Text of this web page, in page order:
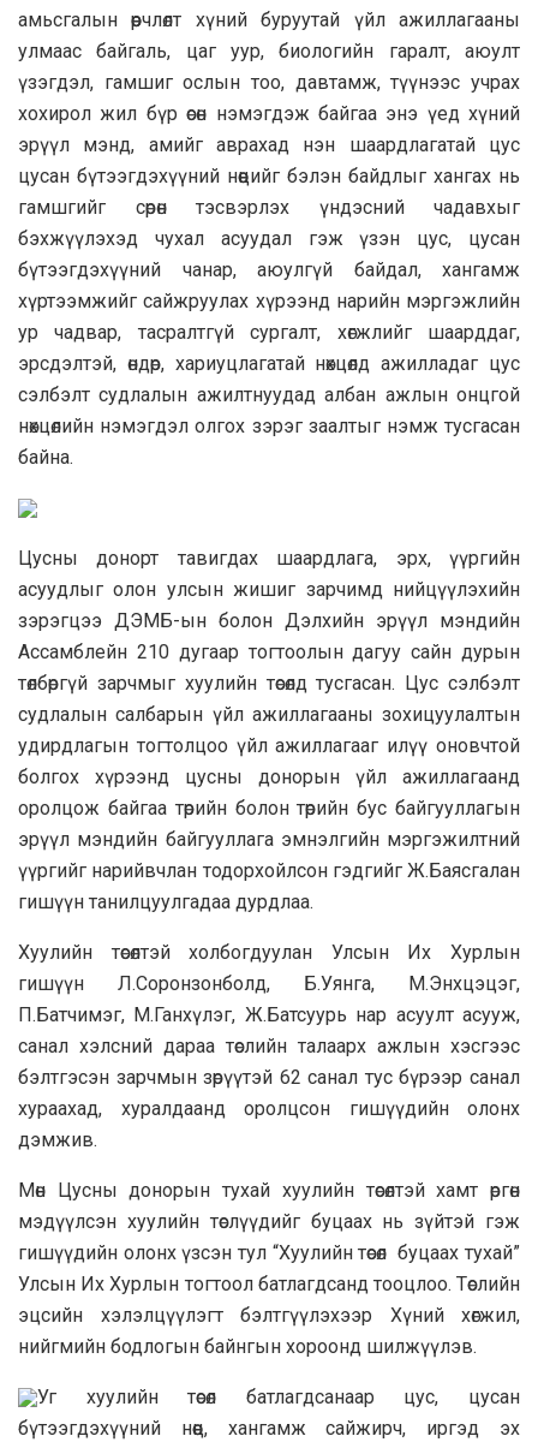
амьсгалын өөрчлөлт хүний буруутай үйл ажиллагааны
улмаас байгаль, цаг уур, биологийн гаралт, аюулт
үзэгдэл, гамшиг ослын тоо, давтамж, түүнээс учрах
хохирол жил бүр өсөн нэмэгдэж байгаа энэ үед хүний
эрүүл мэнд, амийг аврахад нэн шаардлагатай цус
цусан бүтээгдэхүүний нөөцийг бэлэн байдлыг хангах нь
гамшгийг сөрөн тэсвэрлэх үндэсний чадавхыг
бэхжүүлэхэд чухал асуудал гэж үзэн цус, цусан
бүтээгдэхүүний чанар, аюулгүй байдал, хангамж
хүртээмжийг сайжруулах хүрээнд нарийн мэргэжлийн
ур чадвар, тасралтгүй сургалт, хөгжлийг шаарддаг,
эрсдэлтэй, өндөр, хариуцлагатай нөхцөлд ажилладаг цус
сэлбэлт судлалын ажилтнуудад албан ажлын онцгой
нөхцөлийн нэмэгдэл олгох зэрэг заалтыг нэмж тусгасан
байна.
Цусны донорт тавигдах шаардлага, эрх, үүргийн
асуудлыг олон улсын жишиг зарчимд нийцүүлэхийн
зэрэгцээ ДЭМБ-ын болон Дэлхийн эрүүл мэндийн
Ассамблейн 210 дугаар тогтоолын дагуу сайн дурын
төлбөргүй зарчмыг хуулийн төсөлд тусгасан. Цус сэлбэлт
судлалын салбарын үйл ажиллагааны зохицуулалтын
удирдлагын тогтолцоо үйл ажиллагааг илүү оновчтой
болгох хүрээнд цусны донорын үйл ажиллагаанд
оролцож байгаа төрийн болон төрийн бус байгууллагын
эрүүл мэндийн байгууллага эмнэлгийн мэргэжилтний
үүргийг нарийвчлан тодорхойлсон гэдгийг Ж.Баясгалан
гишүүн танилцуулгадаа дурдлаа.
Хуулийн төсөлтэй холбогдуулан Улсын Их Хурлын
гишүүн Л.Соронзонболд, Б.Уянга, М.Энхцэцэг,
П.Батчимэг, М.Ганхүлэг, Ж.Батсуурь нар асуулт асууж,
санал хэлсний дараа төслийн талаарх ажлын хэсгээс
бэлтгэсэн зарчмын зөрүүтэй 62 санал тус бүрээр санал
хураахад, хуралдаанд оролцсон гишүүдийн олонх
дэмжив.
Мөн Цусны донорын тухай хуулийн төсөлтэй хамт өргөн
мэдүүлсэн хуулийн төслүүдийг буцаах нь зүйтэй гэж
гишүүдийн олонх үзсэн тул “Хуулийн төсөл буцаах тухай”
Улсын Их Хурлын тогтоол батлагдсанд тооцлоо. Төслийн
эцсийн хэлэлцүүлэгт бэлтгүүлэхээр Хүний хөгжил,
нийгмийн бодлогын байнгын хороонд шилжүүлэв.
Уг хуулийн төсөл батлагдсанаар цус, цусан
бүтээгдэхүүний нөөц, хангамж сайжирч, иргэд эх